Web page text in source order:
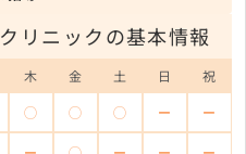
リニックの基本情報
木 金 土 日 祝
◯ ◯ ◯ ー ー